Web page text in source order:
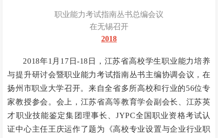
职业能力考试指南丛书总编会议
在无锡召开
2018
2018年1月17日-18日，江苏省高校学生职业能力培养
与提升研讨会暨职业能力考试指南丛书主编协调会议，在
扬州市职业大学召开。来自全省多所高校和行业的56位专
家教授参会。会上，江苏省高等教育学会副会长、江苏英
才职业技能鉴定集团理事长、JYPC全国职业资格考试认
证中心主任王庆运作了题为《高校专业设置与企业行业职